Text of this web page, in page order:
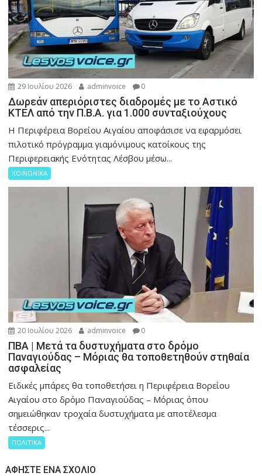
29 Ιουλίου 2026 adminvoice 0
Δωρεάν απεριόριστες διαδρομές με το Αστικό
ΚΤΕΛ από την Π.Β.Α. για 1.000 συνταξιούχους
Η Περιφέρεια Βορείου Αιγαίου αποφάσισε να εφαρμόσει
πιλοτικό πρόγραμμα γιαμόνιμους κατοίκους της
Περιφερειακής Ενότητας Λέσβου μέσω...
ΚΟΙΝΩΝΙΚΑ
20 Ιουλίου 2026 adminvoice 0
ΠΒΑ | Μετά τα δυστυχήματα στο δρόμο
Παναγιούδας – Μόριας θα τοποθετηθούν στηθαία
ασφαλείας
Ειδικές μπάρες θα τοποθετήσει η Περιφέρεια Βορείου
Αιγαίου στο δρόμο Παναγιούδας – Μόριας όπου
σημειώθηκαν τροχαία δυστυχήματα με αποτέλεσμα
τέσσερις...
ΠΟΛΙΤΙΚΑ
ΑΦΉΣΤΕ ΈΝΑ ΣΧΌΛΙΟ